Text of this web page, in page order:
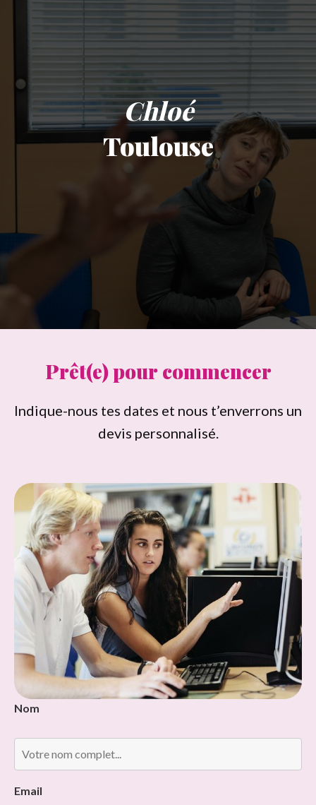
Chloé
Toulouse
Prêt(e) pour commencer
Indique-nous tes dates et nous t’enverrons un
devis personnalisé.
Nom
Email